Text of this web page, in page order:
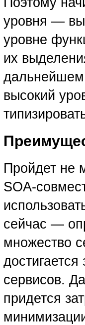
уровня —
уровне
их
дальнейшем
высокий
Пройдет не
SOA-
сейчас —
множество
достигается
сервисов.
придется